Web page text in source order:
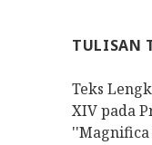
h
o
r
:
TULISAN
Teks
XIV pada